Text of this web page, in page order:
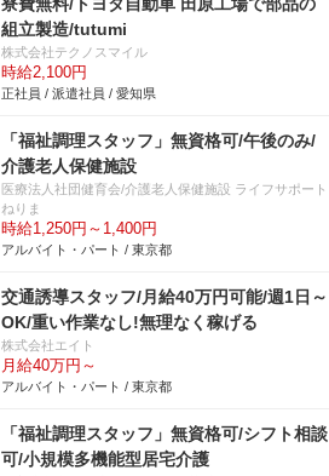
組立製造/tutumi
株式会社テクノスマイル
時給2,100円
正社員 / 派遣社員 / 愛知県
「福祉調理スタッフ」無資格可/午後のみ/
介護老人保健施設
医療法人社団健育会/介護老人保健施設 ライフサポート
ねりま
時給1,250円～1,400円
アルバイト・パート / 東京都
交通誘導スタッフ/月給40万円可能/週1日～
OK/重い作業なし!無理なく稼げる
株式会社エイト
月給40万円～
アルバイト・パート / 東京都
「福祉調理スタッフ」無資格可/シフト相談
可/小規模多機能型居宅介護